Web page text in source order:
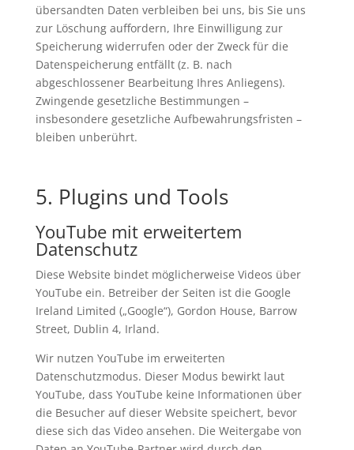
übersandten Daten verbleiben bei uns, bis Sie uns
zur Löschung auffordern, Ihre Einwilligung zur
Speicherung widerrufen oder der Zweck für die
Datenspeicherung entfällt (z. B. nach
abgeschlossener Bearbeitung Ihres Anliegens).
Zwingende gesetzliche Bestimmungen –
insbesondere gesetzliche Aufbewahrungsfristen –
bleiben unberührt.
5. Plugins und Tools
YouTube mit erweitertem
Datenschutz
Diese Website bindet möglicherweise Videos über
YouTube ein. Betreiber der Seiten ist die Google
Ireland Limited („Google“), Gordon House, Barrow
Street, Dublin 4, Irland.
Wir nutzen YouTube im erweiterten
Datenschutzmodus. Dieser Modus bewirkt laut
YouTube, dass YouTube keine Informationen über
die Besucher auf dieser Website speichert, bevor
diese sich das Video ansehen. Die Weitergabe von